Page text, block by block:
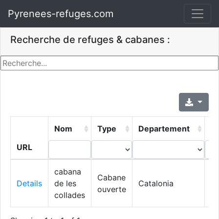
Pyrenees-refuges.com
Recherche de refuges & cabanes :
URL
Nom Type Departement
Details
cabana
de les
collades
Cabane
ouverte
Catalonia